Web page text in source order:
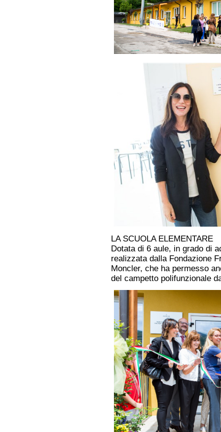
LA SCUOLA ELEMENTARE
Dotata di 6 aule, in grado di
realizzata dalla Fondazione
Moncler, che ha permesso
del campetto polifunzionale